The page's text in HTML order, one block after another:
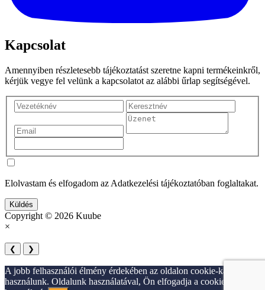
Kapcsolat
Amennyiben részletesebb tájékoztatást szeretne kapni termékeinkről,
kérjük vegye fel velünk a kapcsolatot az alábbi űrlap segítségével.
Elolvastam és elfogadom az Adatkezelési tájékoztatóban foglaltakat.
Küldés
Copyright © 2026 Kuube
×
❮ ❯
A jobb felhasználói élmény érdekében az oldalon cookie-kat
használunk. Oldalunk használatával, Ön elfogadja a cookie-k